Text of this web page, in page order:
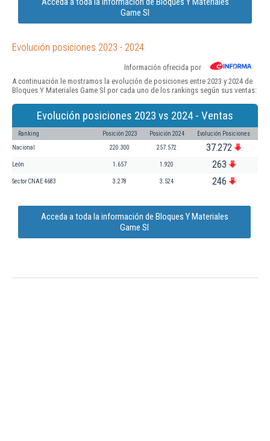
Game Sl
Evolución posiciones 2023 - 2024
Información ofrecida por
A continuación le mostramos la evolución de posiciones entre 2023 y 2024 de
Bloques Y Materiales Game Sl por cada uno de los rankings según sus ventas:
Evolución posiciones 2023 vs 2024 - Ventas
Ranking Posición 2023 Posición 2024 Evolución Posiciones
Nacional 220.300 257.572 37.272
León 1.657 1.920 263
Sector CNAE 4683 3.278 3.524 246
Acceda a toda la información de Bloques Y Materiales
Game Sl